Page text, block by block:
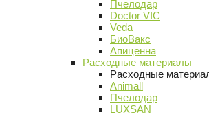
Пчелодар
Doctor VIC
Veda
БиоВакс
Апиценна
Расходные материалы
Расходные
Animall
Пчелодар
LUXSAN